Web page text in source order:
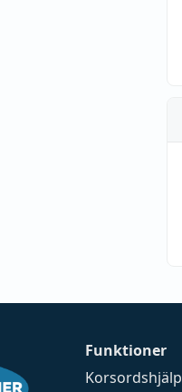
Funktioner
Korsordshjälp